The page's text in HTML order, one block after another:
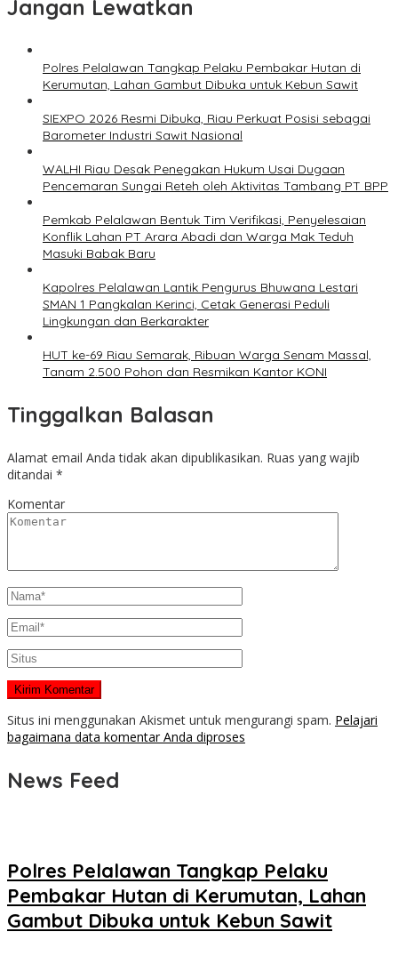
Jangan Lewatkan
Polres Pelalawan Tangkap Pelaku Pembakar Hutan di
Kerumutan, Lahan Gambut Dibuka untuk Kebun Sawit
SIEXPO 2026 Resmi Dibuka, Riau Perkuat Posisi sebagai
Barometer Industri Sawit Nasional
WALHI Riau Desak Penegakan Hukum Usai Dugaan
Pencemaran Sungai Reteh oleh Aktivitas Tambang PT BPP
Pemkab Pelalawan Bentuk Tim Verifikasi, Penyelesaian
Konflik Lahan PT Arara Abadi dan Warga Mak Teduh
Masuki Babak Baru
Kapolres Pelalawan Lantik Pengurus Bhuwana Lestari
SMAN 1 Pangkalan Kerinci, Cetak Generasi Peduli
Lingkungan dan Berkarakter
HUT ke-69 Riau Semarak, Ribuan Warga Senam Massal,
Tanam 2.500 Pohon dan Resmikan Kantor KONI
Tinggalkan Balasan
Alamat email Anda tidak akan dipublikasikan. Ruas yang wajib
ditandai *
Komentar
Situs ini menggunakan Akismet untuk mengurangi spam. Pelajari
bagaimana data komentar Anda diproses
News Feed
Polres Pelalawan Tangkap Pelaku
Pembakar Hutan di Kerumutan, Lahan
Gambut Dibuka untuk Kebun Sawit